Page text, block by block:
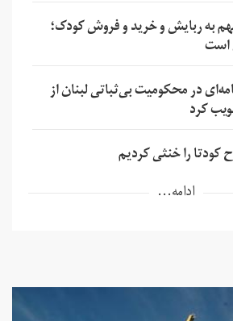
به ربایش و خرید و فروش کودک؛
است
در محکومیت بی‌ثباتی لبنان از
کرد
را خنثی کردیم
ادامه...